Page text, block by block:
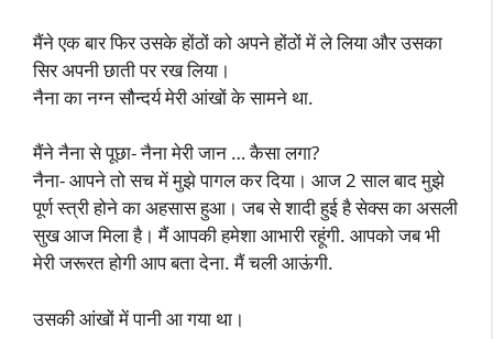
मैंने एक बार फिर उसके होंठों को अपने होंठों में ले लिया और उसका
सिर अपनी छाती पर रख लिया।
नैना का नग्न सौन्दर्य मेरी आंखों के सामने था.
मैंने नैना से पूछा- नैना मेरी जान … कैसा लगा?
नैना- आपने तो सच में मुझे पागल कर दिया। आज 2 साल बाद मुझे
पूर्ण स्त्री होने का अहसास हुआ। जब से शादी हुई है सेक्स का असली
सुख आज मिला है। मैं आपकी हमेशा आभारी रहूंगी. आपको जब भी
मेरी जरूरत होगी आप बता देना. मैं चली आऊंगी.
उसकी आंखों में पानी आ गया था।